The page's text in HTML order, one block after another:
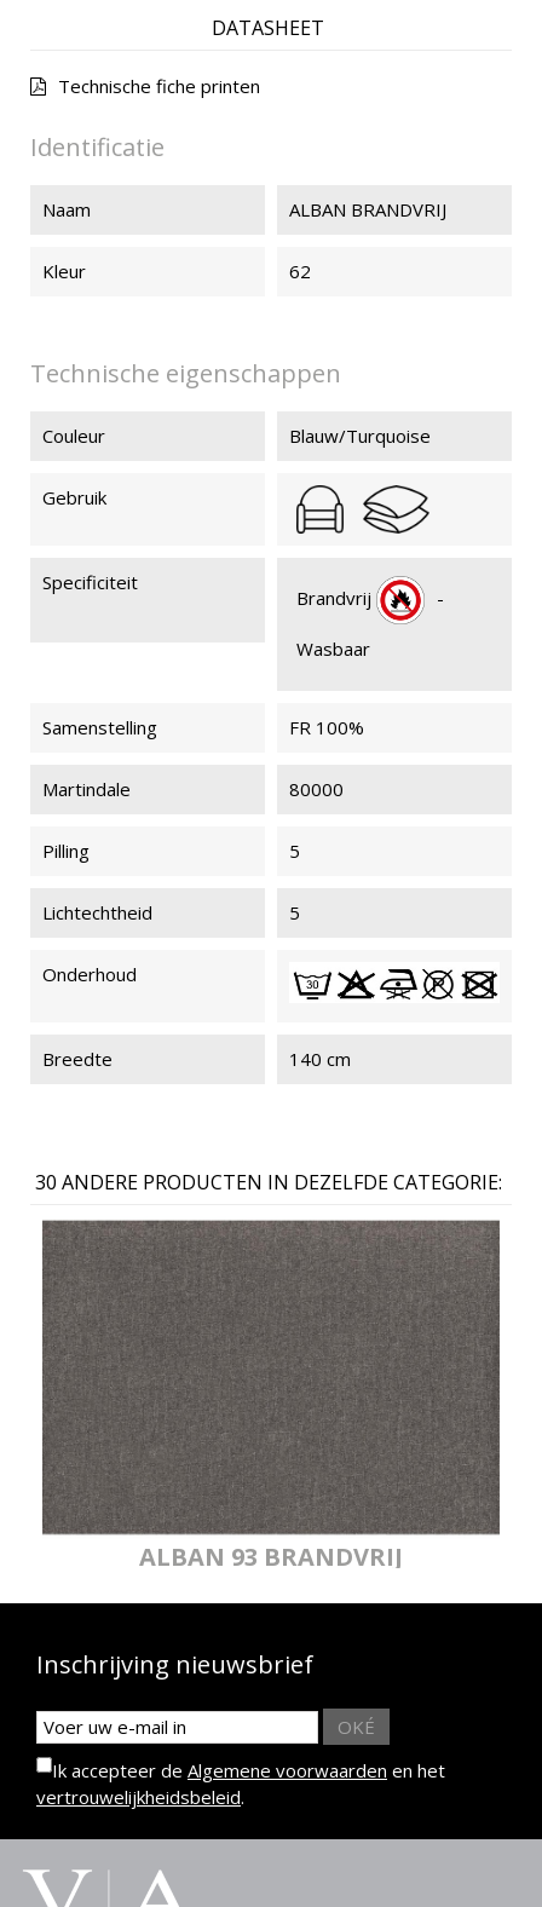
DATASHEET
Technische fiche printen
Identificatie
Naam ALBAN BRANDVRIJ
Kleur 62
Technische eigenschappen
Couleur Blauw/Turquoise
Gebruik
Specificiteit
Brandvrij -
Wasbaar
Samenstelling FR 100%
Martindale 80000
Pilling 5
Lichtechtheid 5
Onderhoud
Breedte 140 cm
30 ANDERE PRODUCTEN IN DEZELFDE CATEGORIE:
ALBAN 93 BRANDVRIJ
Inschrijving nieuwsbrief
OKÉ
Ik accepteer de Algemene voorwaarden en het
vertrouwelijkheidsbeleid.